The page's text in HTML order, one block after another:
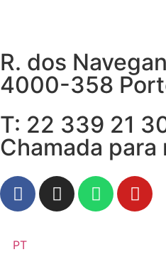
R. dos
4000-358
T: 22 339 21
Chamada
PT